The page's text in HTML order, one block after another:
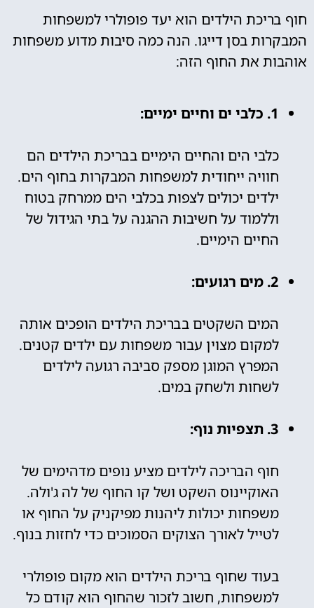
חוף בריכת הילדים הוא יעד פופולרי למשפחות
המבקרות בסן דייגו. הנה כמה סיבות מדוע משפחות
אוהבות את החוף הזה:
1. כלבי ים וחיים ימיים:
כלבי הים והחיים הימיים בבריכת הילדים הם
חוויה ייחודית למשפחות המבקרות בחוף הים.
ילדים יכולים לצפות בכלבי הים ממרחק בטוח
וללמוד על חשיבות ההגנה על בתי הגידול של
החיים הימיים.
2. מים רגועים:
המים השקטים בבריכת הילדים הופכים אותה
למקום מצוין עבור משפחות עם ילדים קטנים.
המפרץ המוגן מספק סביבה רגועה לילדים
לשחות ולשחק במים.
3. תצפיות נוף:
חוף הבריכה לילדים מציע נופים מדהימים של
האוקיינוס השקט ושל קו החוף של לה ג'ולה.
משפחות יכולות ליהנות מפיקניק על החוף או
לטייל לאורך הצוקים הסמוכים כדי לחזות בנוף.
בעוד שחוף בריכת הילדים הוא מקום פופולרי
למשפחות, חשוב לזכור שהחוף הוא קודם כל